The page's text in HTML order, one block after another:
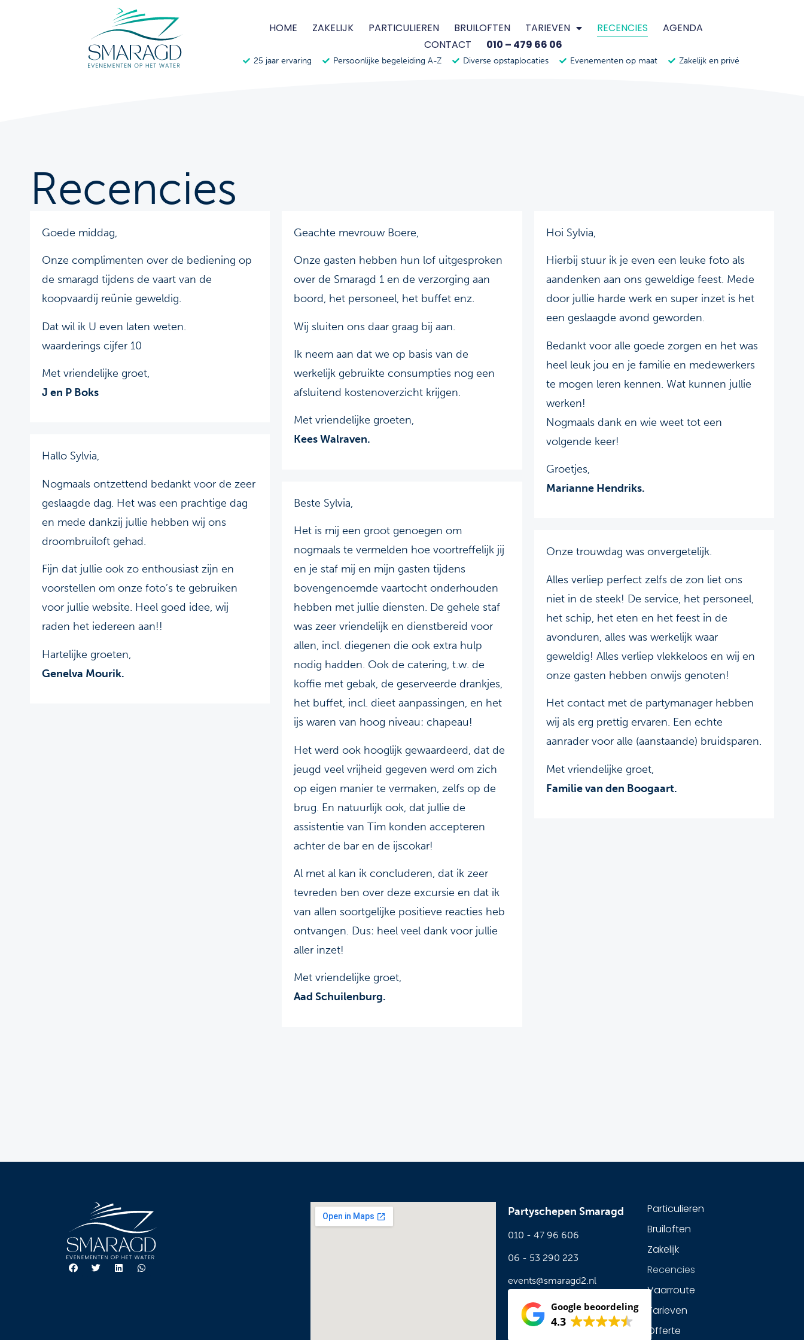
HOME ZAKELIJK PARTICULIEREN BRUILOFTEN TARIEVEN RECENCIES
AGENDA
CONTACT
010 – 479 66 06
25 jaar ervaring Persoonlijke begeleiding A-Z Diverse opstaplocaties Evenementen op maat Zakelijk en privé
Recencies
Goede middag,
Onze complimenten over de bediening op
de smaragd tijdens de vaart van de
koopvaardij reünie geweldig.
Dat wil ik U even laten weten.
waarderings cijfer 10
Met vriendelijke groet,
J en P Boks
Hallo Sylvia,
Nogmaals ontzettend bedankt voor de zeer
geslaagde dag. Het was een prachtige dag
en mede dankzij jullie hebben wij ons
droombruiloft gehad.
Fijn dat jullie ook zo enthousiast zijn en
voorstellen om onze foto’s te gebruiken
voor jullie website. Heel goed idee, wij
raden het iedereen aan!!
Hartelijke groeten,
Genelva Mourik.
Geachte mevrouw Boere,
Onze gasten hebben hun lof uitgesproken
over de Smaragd 1 en de verzorging aan
boord, het personeel, het buffet enz.
Wij sluiten ons daar graag bij aan.
Ik neem aan dat we op basis van de
werkelijk gebruikte consumpties nog een
afsluitend kostenoverzicht krijgen.
Met vriendelijke groeten,
Kees Walraven.
Beste Sylvia,
Het is mij een groot genoegen om
nogmaals te vermelden hoe voortreffelijk jij
en je staf mij en mijn gasten tijdens
bovengenoemde vaartocht onderhouden
hebben met jullie diensten. De gehele staf
was zeer vriendelijk en dienstbereid voor
allen, incl. diegenen die ook extra hulp
nodig hadden. Ook de catering, t.w. de
koffie met gebak, de geserveerde drankjes,
het buffet, incl. dieet aanpassingen, en het
ijs waren van hoog niveau: chapeau!
Het werd ook hooglijk gewaardeerd, dat de
jeugd veel vrijheid gegeven werd om zich
op eigen manier te vermaken, zelfs op de
brug. En natuurlijk ook, dat jullie de
assistentie van Tim konden accepteren
achter de bar en de ijscokar!
Al met al kan ik concluderen, dat ik zeer
tevreden ben over deze excursie en dat ik
van allen soortgelijke positieve reacties heb
ontvangen. Dus: heel veel dank voor jullie
aller inzet!
Met vriendelijke groet,
Aad Schuilenburg.
Hoi Sylvia,
Hierbij stuur ik je even een leuke foto als
aandenken aan ons geweldige feest. Mede
door jullie harde werk en super inzet is het
een geslaagde avond geworden.
Bedankt voor alle goede zorgen en het was
heel leuk jou en je familie en medewerkers
te mogen leren kennen. Wat kunnen jullie
werken!
Nogmaals dank en wie weet tot een
volgende keer!
Groetjes,
Marianne Hendriks.
Onze trouwdag was onvergetelijk.
Alles verliep perfect zelfs de zon liet ons
niet in de steek! De service, het personeel,
het schip, het eten en het feest in de
avonduren, alles was werkelijk waar
geweldig! Alles verliep vlekkeloos en wij en
onze gasten hebben onwijs genoten!
Het contact met de partymanager hebben
wij als erg prettig ervaren. Een echte
aanrader voor alle (aanstaande) bruidsparen.
Met vriendelijke groet,
Familie van den Boogaart.
Partyschepen Smaragd
010 - 47 96 606
06 - 53 290 223
events@smaragd2.nl
Google beoordeling
4.3
Particulieren
Bruiloften
Zakelijk
Recencies
Vaarroute
Tarieven
Offerte